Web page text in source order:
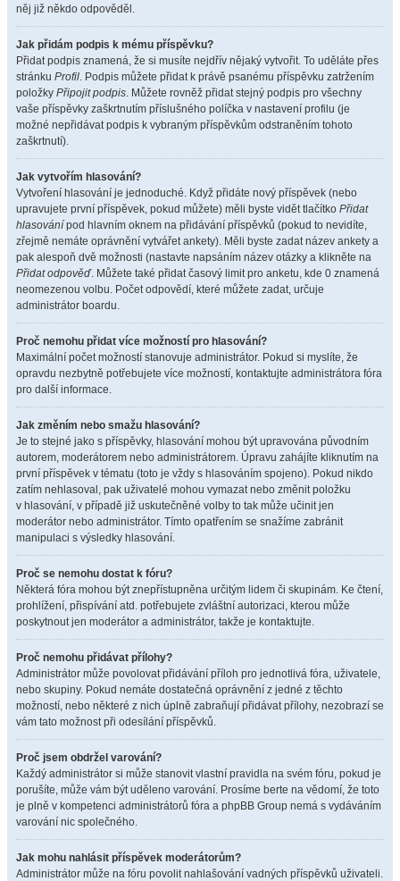
něj již někdo odpověděl.
Jak přidám podpis k mému příspěvku?
Přidat podpis znamená, že si musíte nejdřív nějaký vytvořit. To uděláte přes
stránku Profil. Podpis můžete přidat k právě psanému příspěvku zatržením
položky Připojit podpis. Můžete rovněž přidat stejný podpis pro všechny
vaše příspěvky zaškrtnutím příslušného políčka v nastavení profilu (je
možné nepřidávat podpis k vybraným příspěvkům odstraněním tohoto
zaškrtnutí).
Jak vytvořím hlasování?
Vytvoření hlasování je jednoduché. Když přidáte nový příspěvek (nebo
upravujete první příspěvek, pokud můžete) měli byste vidět tlačítko Přidat
hlasování pod hlavním oknem na přidávání příspěvků (pokud to nevidíte,
zřejmě nemáte oprávnění vytvářet ankety). Měli byste zadat název ankety a
pak alespoň dvě možnosti (nastavte napsáním název otázky a klikněte na
Přidat odpověď. Můžete také přidat časový limit pro anketu, kde 0 znamená
neomezenou volbu. Počet odpovědí, které můžete zadat, určuje
administrátor boardu.
Proč nemohu přidat více možností pro hlasování?
Maximální počet možností stanovuje administrátor. Pokud si myslíte, že
opravdu nezbytně potřebujete více možností, kontaktujte administrátora fóra
pro další informace.
Jak změním nebo smažu hlasování?
Je to stejné jako s příspěvky, hlasování mohou být upravována původním
autorem, moderátorem nebo administrátorem. Úpravu zahájíte kliknutím na
první příspěvek v tématu (toto je vždy s hlasováním spojeno). Pokud nikdo
zatím nehlasoval, pak uživatelé mohou vymazat nebo změnit položku
v hlasování, v případě již uskutečněné volby to tak může učinit jen
moderátor nebo administrátor. Tímto opatřením se snažíme zabránit
manipulaci s výsledky hlasování.
Proč se nemohu dostat k fóru?
Některá fóra mohou být znepřístupněna určitým lidem či skupinám. Ke čtení,
prohlížení, přispívání atd. potřebujete zvláštní autorizaci, kterou může
poskytnout jen moderátor a administrátor, takže je kontaktujte.
Proč nemohu přidávat přílohy?
Administrátor může povolovat přidávání příloh pro jednotlivá fóra, uživatele,
nebo skupiny. Pokud nemáte dostatečná oprávnění z jedné z těchto
možností, nebo některé z nich úplně zabraňují přidávat přílohy, nezobrazí se
vám tato možnost při odesílání příspěvků.
Proč jsem obdržel varování?
Každý administrátor si může stanovit vlastní pravidla na svém fóru, pokud je
porušíte, může vám být uděleno varování. Prosíme berte na vědomí, že toto
je plně v kompetenci administrátorů fóra a phpBB Group nemá s vydáváním
varování nic společného.
Jak mohu nahlásit příspěvek moderátorům?
Administrátor může na fóru povolit nahlašování vadných příspěvků uživateli.